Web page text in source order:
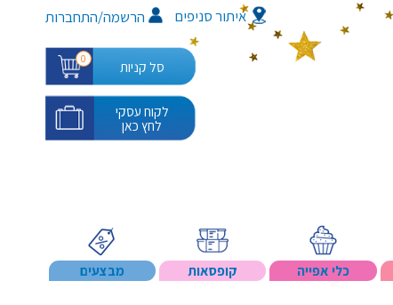
איתור סניפים הרשמה/התחברות
סל קניות 0
לקוח עסקי
לחץ כאן
כלי אפייה קופסאות מבצעים